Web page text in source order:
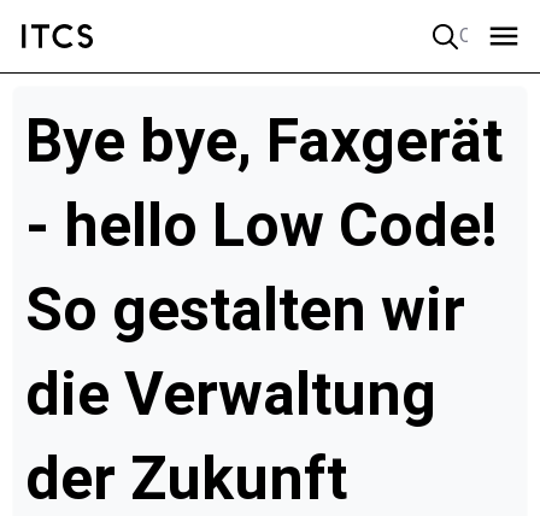
Bye bye, Faxgerät
- hello Low Code!
So gestalten wir
die Verwaltung
der Zukunft